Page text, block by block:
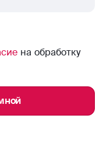
на обработку